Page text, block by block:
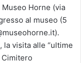
Horne (via
al museo (5
visita alle “ultime